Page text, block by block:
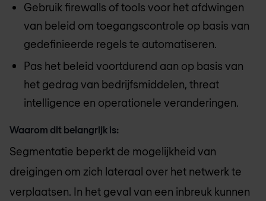
Gebruik firewalls of tools voor het afdwingen
van beleid om toegangscontrole op basis van
gedefinieerde regels te automatiseren.
Pas het beleid voortdurend aan op basis van
het gedrag van bedrijfsmiddelen, threat
intelligence en operationele veranderingen.
Waarom dit belangrijk is:
Segmentatie beperkt de mogelijkheid van
dreigingen om zich lateraal over het netwerk te
verplaatsen. In het geval van een inbreuk kunnen